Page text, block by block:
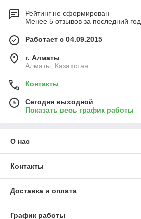
Рейтинг не сформирован
Менее 5 отзывов за последний год
Работает с 04.09.2015
г. Алматы
Алматы, Казахстан
Контакты
Сегодня выходной
Показать весь график работы
О нас
Контакты
Доставка и оплата
График работы